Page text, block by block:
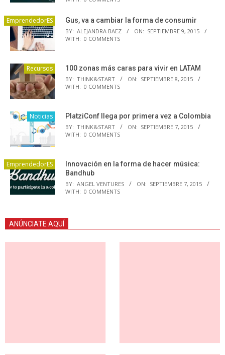
EmprendedorES Gus, va a cambiar la forma de consumir
BY: ALEJANDRA BAEZ ON: SEPTIEMBRE 9, 2015
WITH: 0 COMMENTS
Recursos 100 zonas más caras para vivir en LATAM
BY: THINK&START ON: SEPTIEMBRE 8, 2015
WITH: 0 COMMENTS
Noticias PlatziConf llega por primera vez a Colombia
BY: THINK&START ON: SEPTIEMBRE 7, 2015
WITH: 0 COMMENTS
EmprendedorES
Innovación en la forma de hacer música:
Bandhub
BY: ANGEL VENTURES ON: SEPTIEMBRE 7, 2015
WITH: 0 COMMENTS
ANÚNCIATE AQUÍ